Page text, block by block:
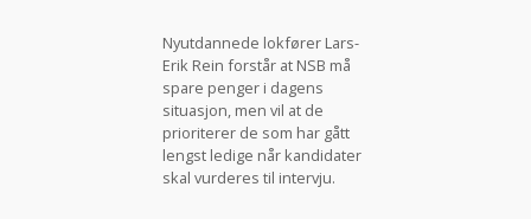
Nyutdannede lokfører Lars-
Erik Rein forstår at NSB må
spare penger i dagens
situasjon, men vil at de
prioriterer de som har gått
lengst ledige når kandidater
skal vurderes til intervju.